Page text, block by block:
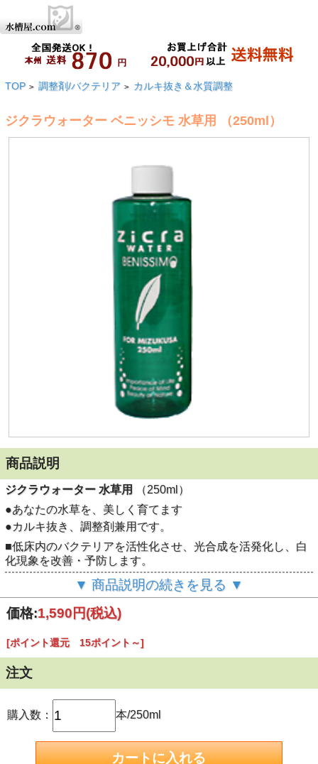
TOP > 調整剤/バクテリア > カルキ抜き＆水質調整
ジクラウォーター ベニッシモ 水草用 （250ml）
商品説明
ジクラウォーター 水草用
（250ml）
●あなたの水草を、美しく育てます
●カルキ抜き、調整剤兼用です。
■低床内のバクテリアを活性化させ、光合成を活発化し、白
化現象を改善・予防します。
■あらゆる水草に有効です
■カルキ（塩素）を安全に中和します。
■水換えとろ過層の掃除は同時にはしないで下さい
魚・水草には害は有りません。
■使用方法
・通常１週間に１回、「水 10リットル ： 本品 5ml 」程度を
・カルキの中和も行います。
▼ 商品説明の続きを見る ▼
価格:1,590円(税込)
[ポイント還元 15ポイント～]
注文
購入数： 本/250ml